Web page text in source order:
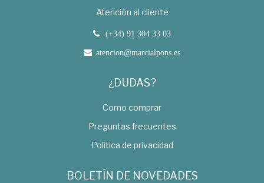
Atención al cliente
(+34) 91 304 33 03
atencion@marcialpons.es
¿DUDAS?
Como comprar
Preguntas frecuentes
Política de privacidad
BOLETÍN DE NOVEDADES